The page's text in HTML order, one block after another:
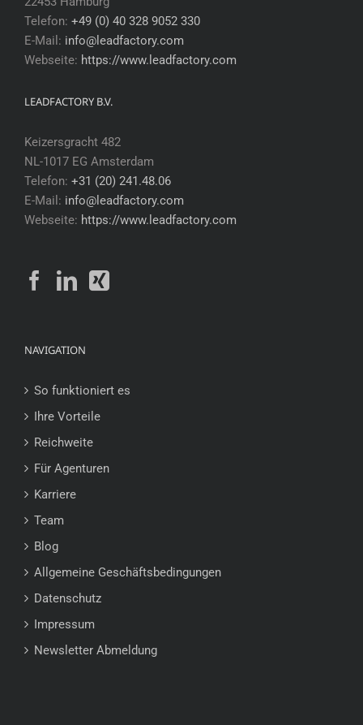
Telefon: +49 (0) 40 328 9052 330
E-Mail: info@leadfactory.com
Webseite: https://www.leadfactory.com
LEADFACTORY B.V.
Keizersgracht 482
NL-1017 EG Amsterdam
Telefon: +31 (20) 241.48.06
E-Mail: info@leadfactory.com
Webseite: https://www.leadfactory.com
NAVIGATION
So funktioniert es
Ihre Vorteile
Reichweite
Für Agenturen
Karriere
Team
Blog
Allgemeine Geschäftsbedingungen
Datenschutz
Impressum
Newsletter Abmeldung